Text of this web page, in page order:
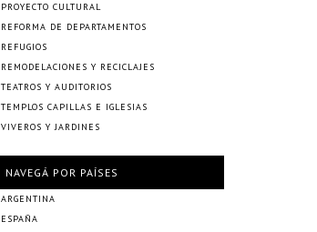
PROYECTO CULTURAL
REFORMA DE DEPARTAMENTOS
REFUGIOS
REMODELACIONES Y RECICLAJES
TEATROS Y AUDITORIOS
TEMPLOS CAPILLAS E IGLESIAS
VIVEROS Y JARDINES
NAVEGÁ POR PAÍSES
ARGENTINA
ESPAÑA